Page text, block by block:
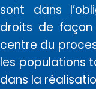
sont dans
droits de façon
centre du
les populations
dans la